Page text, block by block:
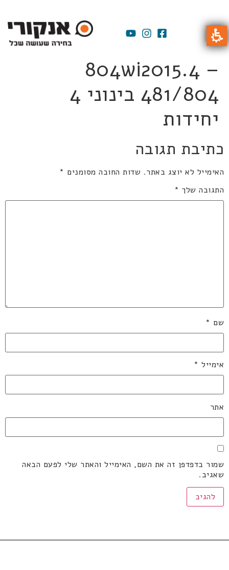
804wi2015.4 –
481/804 בינוני 4
יחידות
כתיבת תגובה
האימייל לא יוצג באתר. שדות החובה מסומנים *
התגובה שלך *
שם *
אימייל *
אתר
שמור בדפדפן זה את השם, האימייל והאתר שלי לפעם הבאה
שאגיב.